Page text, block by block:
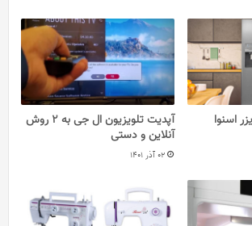
اسنوا
آپدیت تلویزیون ال جی به 2 روش
آنلاین و دستی
02 آذر 1401